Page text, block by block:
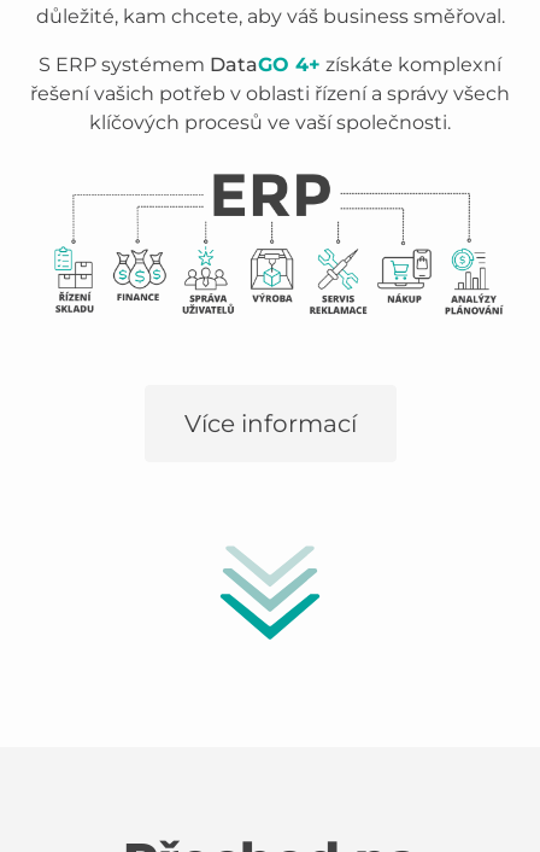
důležité, kam chcete, aby váš business směřoval.
S ERP systémem DataGO 4+ získáte komplexní
řešení vašich potřeb v oblasti řízení a správy všech
klíčových procesů ve vaší společnosti.
Více informací